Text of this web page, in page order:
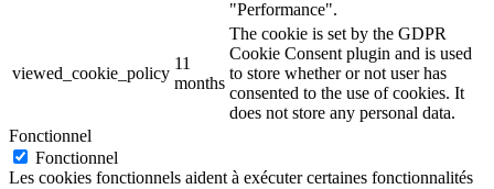
"Performance".
viewed_cookie_policy
11
months
The cookie is set by the GDPR
Cookie Consent plugin and is used
to store whether or not user has
consented to the use of cookies. It
does not store any personal data.
Fonctionnel
Fonctionnel
Les cookies fonctionnels aident à exécuter certaines fonctionnalités